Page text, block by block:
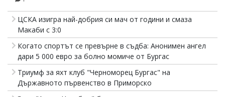
ЦСКА изигра най-добрия си мач от години и смаза
Макаби с 3:0
Когато спортът се превърне в съдба: Анонимен ангел
дари 5 000 евро за болно момиче от Бургас
Триумф за яхт клуб "Черноморец Бургас" на
Държавното първенство в Приморско